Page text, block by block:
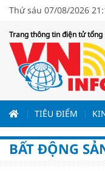
Thứ sáu 07/08/2026
Trang thông tin điện tử tổng
TIÊU ĐIỂM
BẤT ĐỘNG